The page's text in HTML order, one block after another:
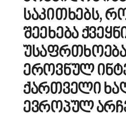
საკითხებს,
შეეხება
ეროვნულ
ქართველი
ევროპულ